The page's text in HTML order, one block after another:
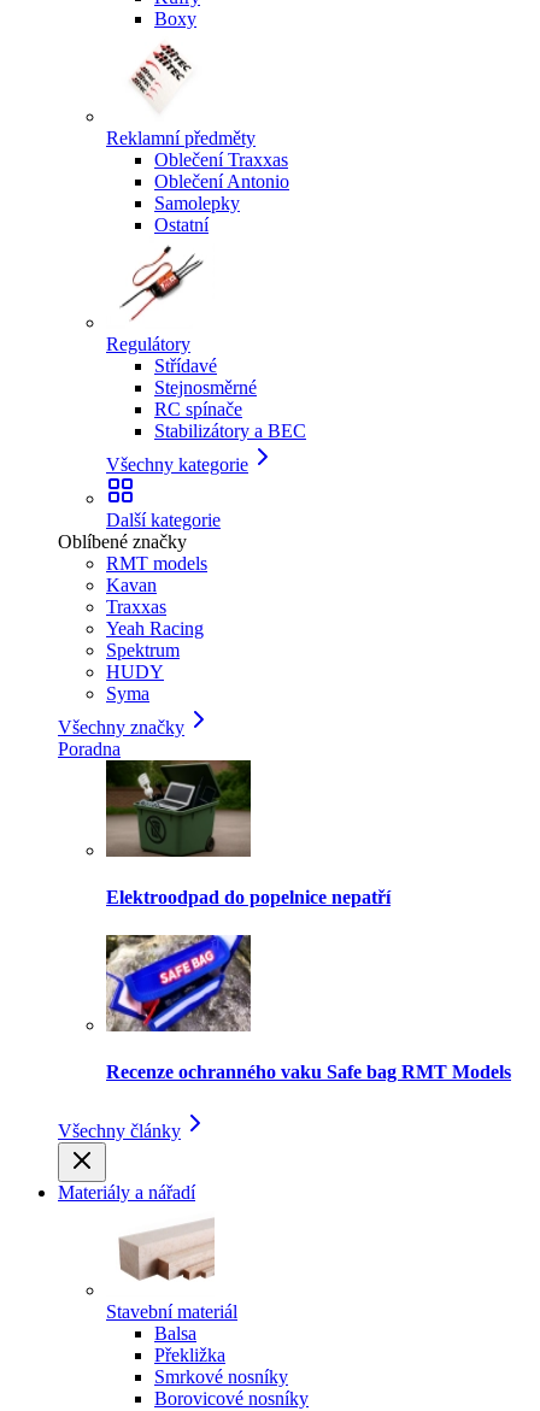
Boxy
Reklamní předměty
Oblečení Traxxas
Oblečení Antonio
Samolepky
Ostatní
Regulátory
Střídavé
Stejnosměrné
RC spínače
Stabilizátory a BEC
Všechny kategorie
Další kategorie
Oblíbené značky
RMT models
Kavan
Traxxas
Yeah Racing
Spektrum
HUDY
Syma
Všechny značky
Poradna
Elektroodpad do popelnice nepatří
Recenze ochranného vaku Safe bag RMT Models
Všechny články
Materiály a nářadí
Stavební materiál
Balsa
Překližka
Smrkové nosníky
Borovicové nosníky